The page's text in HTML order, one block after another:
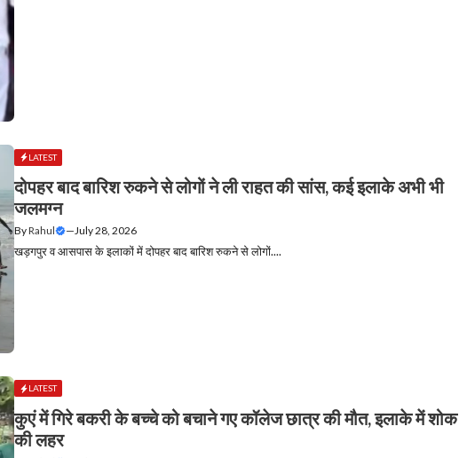
LATEST
दोपहर बाद बारिश रुकने से लोगों ने ली राहत की सांस, कई इलाके अभी भी
जलमग्न
ByRahul —July 28, 2026
खड़गपुर व आसपास के इलाकों में दोपहर बाद बारिश रुकने से लोगों....
LATEST
कुएं में गिरे बकरी के बच्चे को बचाने गए कॉलेज छात्र की मौत, इलाके में शोक
की लहर